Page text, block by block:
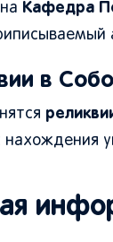
Кафедра
в